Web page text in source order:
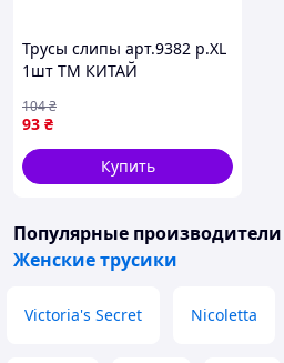
Трусы слипы арт.9382 р.XL
1шт ТМ КИТАЙ
93 ₴
104₴
Купить
Популярные производители
Женские трусики
Victoria's Secret Nicoletta